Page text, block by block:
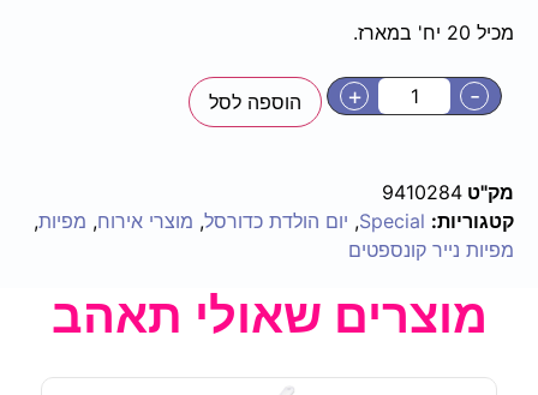
מכיל 20 יח' במארז.
-
+ הוספה לסל
מק"ט 9410284
קטגוריות: Special
, יום הולדת כדורסל, מוצרי אירוח, מפיות,
מפיות נייר קונספטים
מוצרים שאולי תאהב